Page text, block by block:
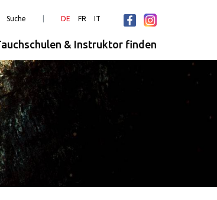
Suche DE FR IT
& Instruktor finden